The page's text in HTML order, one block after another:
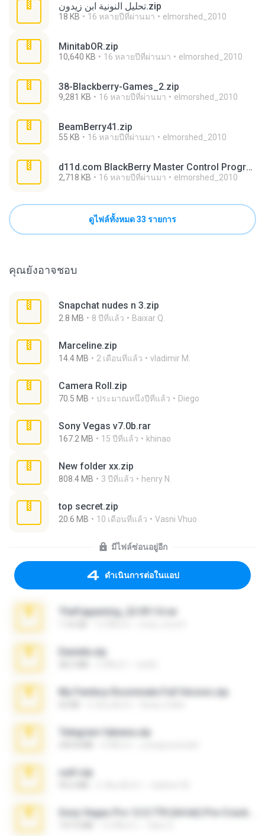
تحليل النونية ابن زيدون.zip
18 KB 16 หลายปีที่ผ่านมา elmorshed_2010
MinitabOR.zip
10,640 KB 16 หลายปีที่ผ่านมา elmorshed_2010
38-Blackberry-Games_2.zip
9,281 KB 16 หลายปีที่ผ่านมา elmorshed_2010
BeamBerry41.zip
55 KB 16 หลายปีที่ผ่านมา elmorshed_2010
d11d.com BlackBerry Master Control Program 0.9.2.1.zip
2,718 KB 16 หลายปีที่ผ่านมา elmorshed_2010
ดูไฟล์ทั้งหมด 33 รายการ
คุณยังอาจชอบ
Snapchat nudes n 3.zip
2.8 MB 8 ปีที่แล้ว Baixar Q.
Marceline.zip
14.4 MB 2 เดือนที่แล้ว vladimir M.
Camera Roll.zip
70.5 MB ประมาณหนึ่งปีที่แล้ว Diego
Sony Vegas v7.0b.rar
167.2 MB 15 ปีที่แล้ว khinao
New folder xx.zip
808.4 MB 3 ปีที่แล้ว henry N.
top secret.zip
20.6 MB 10 เดือนที่แล้ว Vasni Vhuo
มีไฟล์ซ่อนอยู่อีก
ดำเนินการต่อในแอป
TheFappening_22.09.14.rar
Daniela.zip
My Femboy Roommate Full Version.zip
Telegram fabiana.zip
ouh!.zip